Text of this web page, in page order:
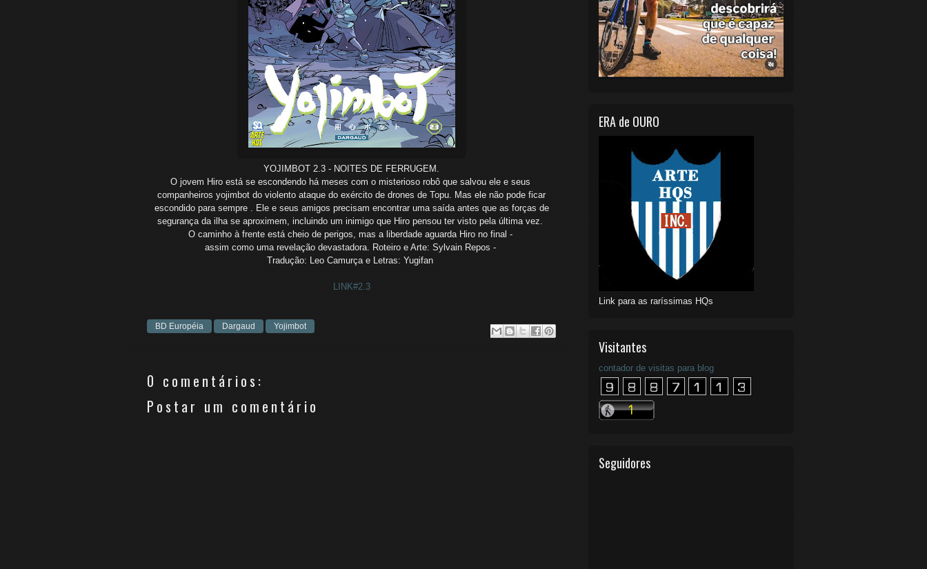
YOJIMBOT 2.3 - NOITES DE FERRUGEM.
O jovem Hiro está se escondendo há meses com o misterioso robô que salvou ele e seus
companheiros yojimbot do violento ataque do exército de drones de Topu. Mas ele não pode ficar
escondido para sempre . Ele e seus amigos precisam encontrar uma saída antes que as forças de
segurança da ilha se aproximem, incluindo um inimigo que Hiro pensou ter visto pela última vez.
O caminho à frente está cheio de perigos, mas a liberdade aguarda Hiro no final -
assim como uma revelação devastadora. Roteiro e Arte: Sylvain Repos -
Tradução: Leo Camurça e Letras: Yugifan
LINK#2.3
BD Européia Dargaud Yojimbot
0 comentários:
Postar um comentário
ERA de OURO
Link para as raríssimas HQs
Visitantes
contador de visitas para blog
Seguidores